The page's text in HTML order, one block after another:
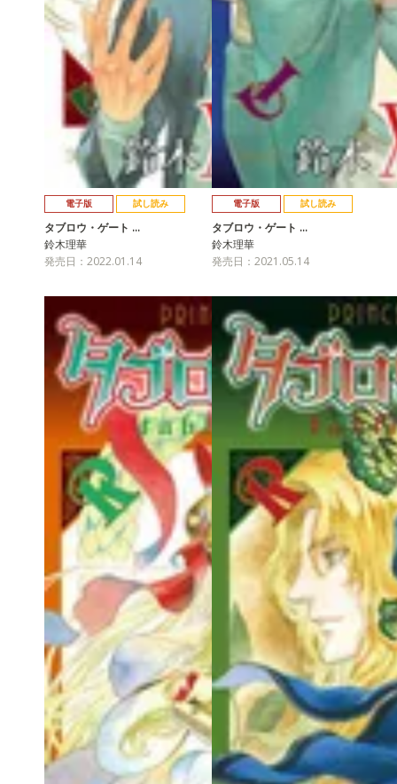
電子版 試し読み
タブロウ・ゲート …
鈴木理華
発売日：2022.01.14
電子版 試し読み
タブロウ・ゲート …
鈴木理華
発売日：2021.05.14